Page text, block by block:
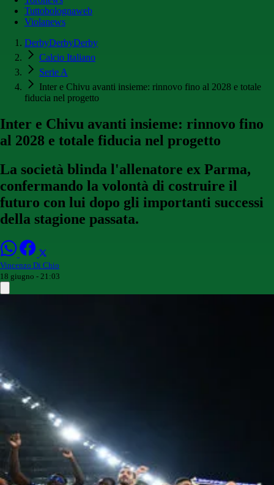
Tuttobolognaweb
Violanews
DerbyDerbyDerby
Calcio Italiano
Serie A
Inter e Chivu avanti insieme: rinnovo fino al 2028 e totale
fiducia nel progetto
Inter e Chivu avanti insieme: rinnovo fino
al 2028 e totale fiducia nel progetto
La società blinda l'allenatore ex Parma,
confermando la volontà di costruire il
futuro con lui dopo gli importanti successi
della stagione passata.
Vincenzo Di Chio
18 giugno - 21:03